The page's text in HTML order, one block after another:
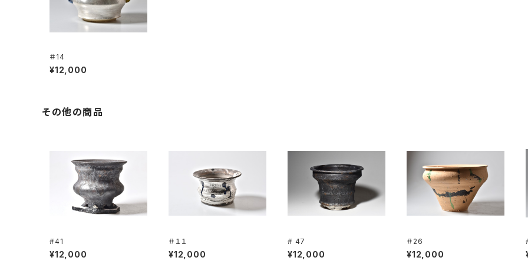
＃14
¥12,000
その他の商品
#41
¥12,000
＃１１
¥12,000
# 47
¥12,000
＃26
¥12,000